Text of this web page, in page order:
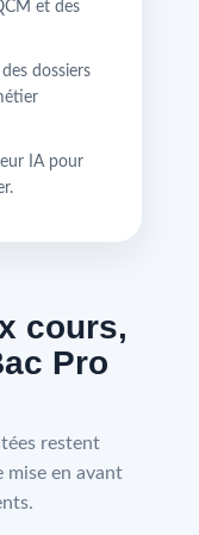
et des
dossiers
IA pour
cours,
Pro
restent
mise en avant